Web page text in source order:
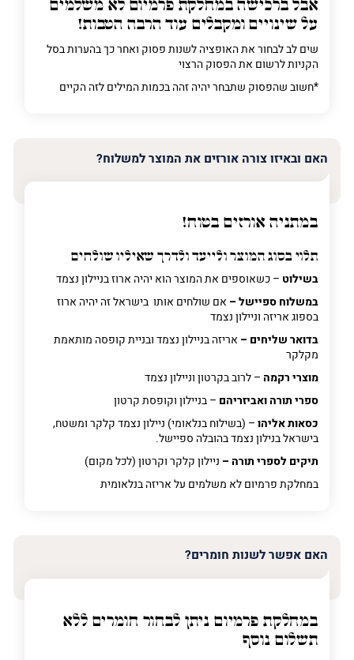
אבל ברכישה במחלקת פרמיום לא משלמים
על שינויים ומקבלים עוד הרבה הטבות!
שים לב לבחור את האופציה לשנות פסוק ואחר כך בהערות בסל
הקניות לרשום את הפסוק הרצוי
*חשוב שהפסוק שתבחר יהיה זהה בכמות המילים לזה הקיים
האם ובאיזו צורה אורזים את המוצר למשלוח?
במתניה אורזים בטוח!
תלוי בסוג המוצר ולייעד ולדרך שאיליו שולחים
בשילוט – כשאוספים את המוצר הוא יהיה ארוז בניילון נצמד
במשלוח ספיישל – אם שולחים אותו בישראל זה יהיה ארוז
בספוג אריזה וניילון נצמד
בדואר שליחים – אריזה בניילון נצמד ובניית קופסה מותאמת
מקלקר
מוצרי רקמה – לרוב בקרטון וניילון נצמד
ספרי תורה ואביזריהם – בניילון וקופסת קרטון
כסאות אליהו– (בשילוח בנלאומי) ניילון נצמד קלקר ומשטח,
בישראל בנילון נצמד בהובלה ספיישל.
תיקים לספרי תורה – ניילון קלקר וקרטון (לכל מקום)
במחלקת פרמיוםלא משלמים על אריזה בנלאומית
האם אפשר לשנות חומרים?
במחלקת פרמיום ניתן לבחור חומרים ללא
תשלום נוסף